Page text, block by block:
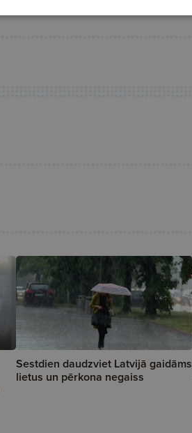
Sestdien daudzviet Latvijā gaidāms
lietus un pērkona negaiss